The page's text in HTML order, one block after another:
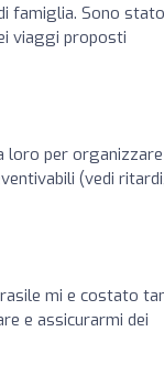
famiglia. Sono stato
viaggi proposti
loro per organizzare
(vedi
mi e costato
e assicurarmi dei